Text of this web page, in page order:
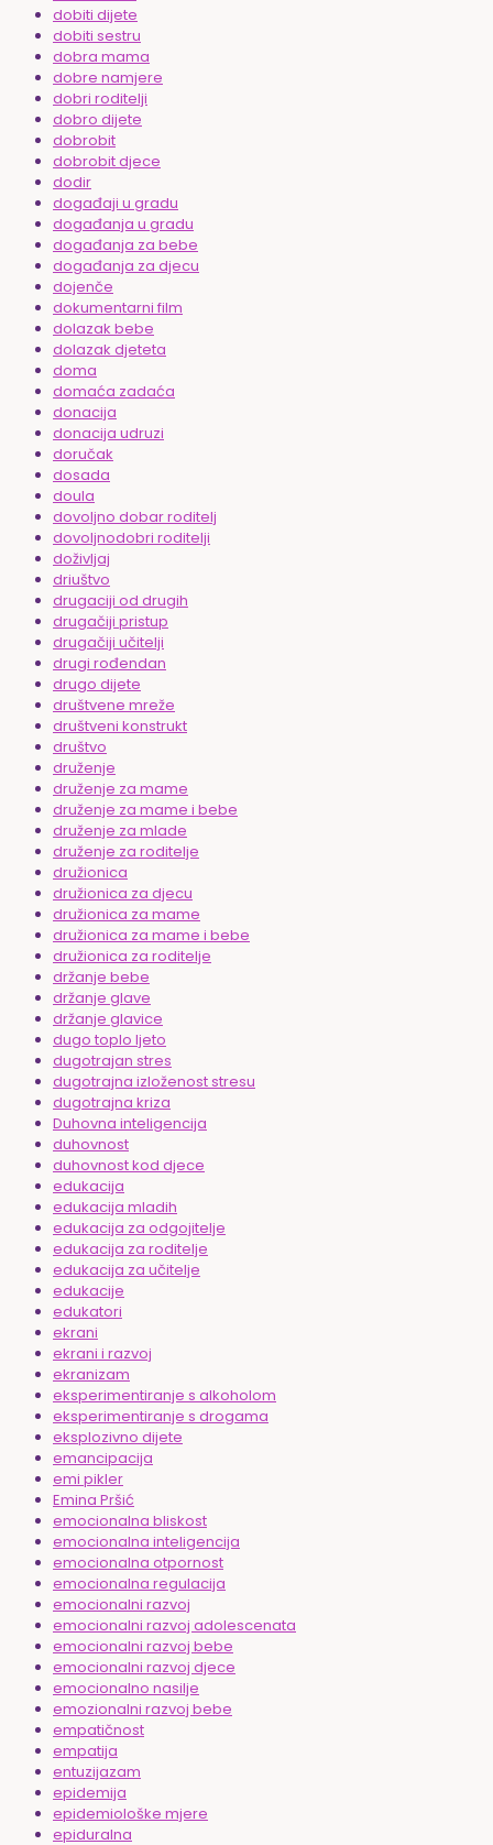
dobiti dijete
dobiti sestru
dobra mama
dobre namjere
dobri roditelji
dobro dijete
dobrobit
dobrobit djece
dodir
događaji u gradu
događanja u gradu
događanja za bebe
događanja za djecu
dojenče
dokumentarni film
dolazak bebe
dolazak djeteta
doma
domaća zadaća
donacija
donacija udruzi
doručak
dosada
doula
dovoljno dobar roditelj
dovoljnodobri roditelji
doživljaj
driuštvo
drugaciji od drugih
drugačiji pristup
drugačiji učitelji
drugi rođendan
drugo dijete
društvene mreže
društveni konstrukt
društvo
druženje
druženje za mame
druženje za mame i bebe
druženje za mlade
druženje za roditelje
družionica
družionica za djecu
družionica za mame
družionica za mame i bebe
družionica za roditelje
držanje bebe
držanje glave
držanje glavice
dugo toplo ljeto
dugotrajan stres
dugotrajna izloženost stresu
dugotrajna kriza
Duhovna inteligencija
duhovnost
duhovnost kod djece
edukacija
edukacija mladih
edukacija za odgojitelje
edukacija za roditelje
edukacija za učitelje
edukacije
edukatori
ekrani
ekrani i razvoj
ekranizam
eksperimentiranje s alkoholom
eksperimentiranje s drogama
eksplozivno dijete
emancipacija
emi pikler
Emina Pršić
emocionalna bliskost
emocionalna inteligencija
emocionalna otpornost
emocionalna regulacija
emocionalni razvoj
emocionalni razvoj adolescenata
emocionalni razvoj bebe
emocionalni razvoj djece
emocionalno nasilje
emozionalni razvoj bebe
empatičnost
empatija
entuzijazam
epidemija
epidemiološke mjere
epiduralna